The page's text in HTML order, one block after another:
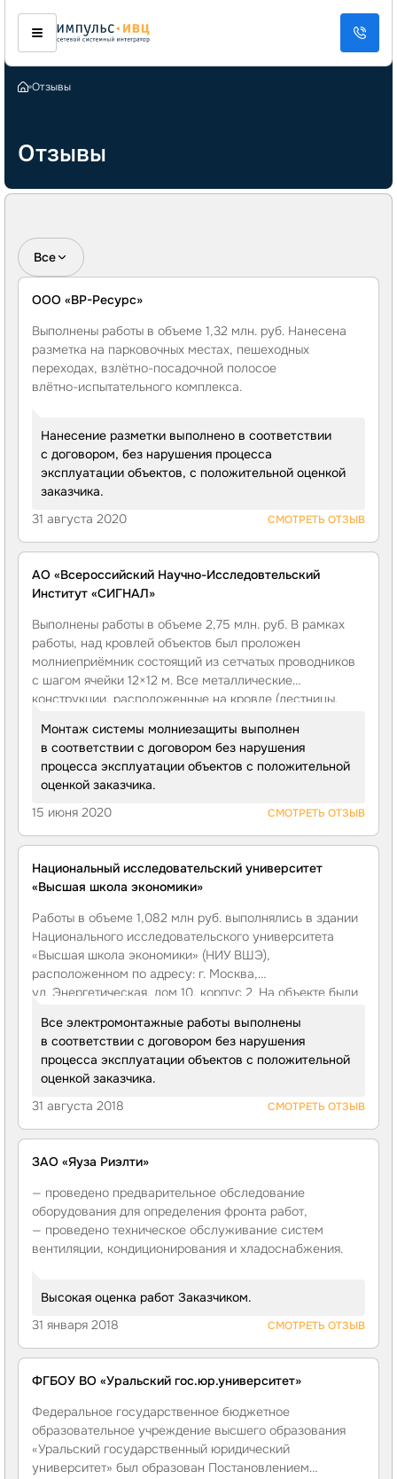
Отзывы
Отзывы
Все
ООО «ВР-Ресурс»
Выполнены работы в объеме 1,32 млн. руб. Нанесена
разметка на парковочных местах, пешеходных
переходах, взлётно-посадочной полосое
влётно-испытательного комплекса.
Нанесение разметки выполнено в соответствии
с договором, без нарушения процесса
эксплуатации объектов, с положительной оценкой
заказчика.
31 августа 2020
СМОТРЕТЬ ОТЗЫВ
АО «Всероссийский Научно-Исследовтельский
Институт «СИГНАЛ»
Выполнены работы в объеме 2,75 млн. руб. В рамках
работы, над кровлей объектов был проложен
молниеприёмник состоящий из сетчатых проводников
с шагом ячейки 12×12 м. Все металлические
конструкции, расположенные на кровле (лестницы,
с молниеприёмником сеткой, сваркой или
специальными зажимами, обеспечивающими
надежную электрическую связь. Установлены
температурные компенсаторы. По фасаду здания
проложены токоотводы, выполненные из круглой стали.
и на глубине 0,5 м, проложен заземлитель
молниезащиты.
Монтаж системы молниезащиты выполнен
в соответствии с договором без нарушения
процесса эксплуатации объектов с положительной
оценкой заказчика.
15 июня 2020
СМОТРЕТЬ ОТЗЫВ
Национальный исследовательский университет
«Высшая школа экономики»
Работы в объеме 1,082 млн руб. выполнялись в здании
Национального исследовательского университета
«Высшая школа экономики» (НИУ ВШЭ),
расположенном по адресу: г. Москва,
ул. Энергетическая, дом 10, корпус 2. На объекте были
Все электромонтажные работы выполнены
в соответствии с договором без нарушения
процесса эксплуатации объектов с положительной
оценкой заказчика.
31 августа 2018
СМОТРЕТЬ ОТЗЫВ
ЗАО «Яуза Риэлти»
— проведено предварительное обследование
оборудования для определения фронта работ,
— проведено техническое обслуживание систем
вентиляции, кондиционирования и хладоснабжения.
Высокая оценка работ Заказчиком.
31 января 2018
СМОТРЕТЬ ОТЗЫВ
ФГБОУ ВО «Уральский гос.юр.университет»
Федеральное государственное бюджетное
образовательное учреждение высшего образования
«Уральский государственный юридический
университет» был образован Постановлением